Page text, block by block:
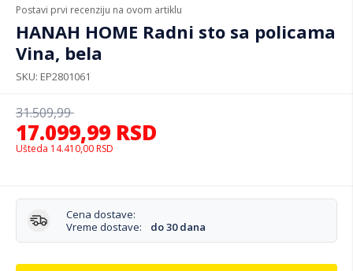
Postavi prvi recenziju na ovom artiklu
HANAH HOME Radni sto sa policama
Vina, bela
SKU EP2801061
17.099,99 RSD
31.509,99
Ušteda 14.410,00 RSD
Cena dostave:
Vreme dostave:
do 30 dana